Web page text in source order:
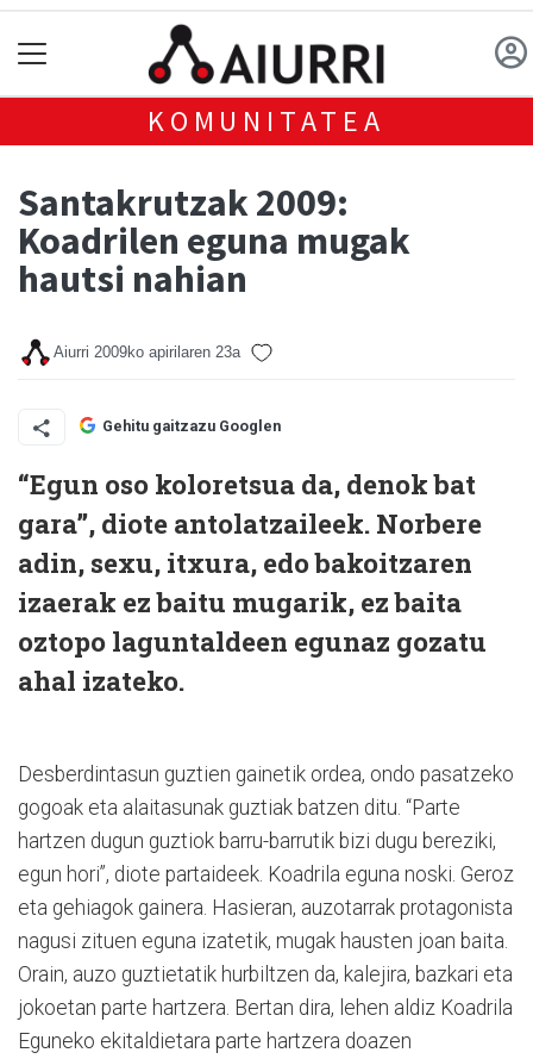
KOMUNITATEA
Santakrutzak 2009:
Koadrilen eguna mugak
hautsi nahian
Aiurri 2009ko apirilaren 23a
Gehitu gaitzazu Googlen
“Egun oso koloretsua da, denok bat
gara”, diote antolatzaileek. Norbere
adin, sexu, itxura, edo bakoitzaren
izaerak ez baitu mugarik, ez baita
oztopo laguntaldeen egunaz gozatu
ahal izateko.
Desberdintasun guztien gainetik ordea, ondo pasatzeko
gogoak eta alaitasunak guztiak batzen ditu. “Parte
hartzen dugun guztiok barru-barrutik bizi dugu bereziki,
egun hori”, diote partaideek. Koadrila eguna noski. Geroz
eta gehiagok gainera. Hasieran, auzotarrak protagonista
nagusi zituen eguna izatetik, mugak hausten joan baita.
Orain, auzo guztietatik hurbiltzen da, kalejira, bazkari eta
jokoetan parte hartzera. Bertan dira, lehen aldiz Koadrila
Eguneko ekitaldietara parte hartzera doazen